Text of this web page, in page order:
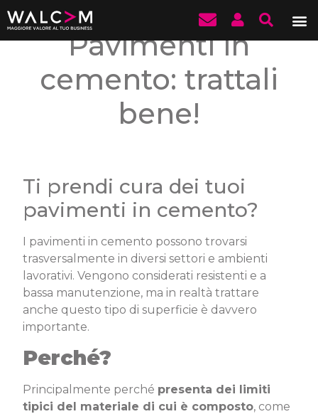
Pavimenti in
cemento: trattali
bene!
Ti prendi cura dei tuoi
pavimenti in cemento?
I pavimenti in cemento possono trovarsi
trasversalmente in diversi settori e ambienti
lavorativi. Vengono considerati resistenti e a
bassa manutenzione, ma in realtà trattare
anche questo tipo di superficie è davvero
importante.
Perché?
Principalmente perché presenta dei limiti
tipici del materiale di cui è composto, come